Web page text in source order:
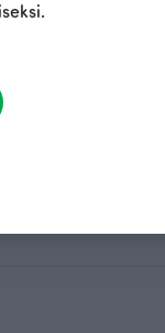
sijaitsee
seuraavan